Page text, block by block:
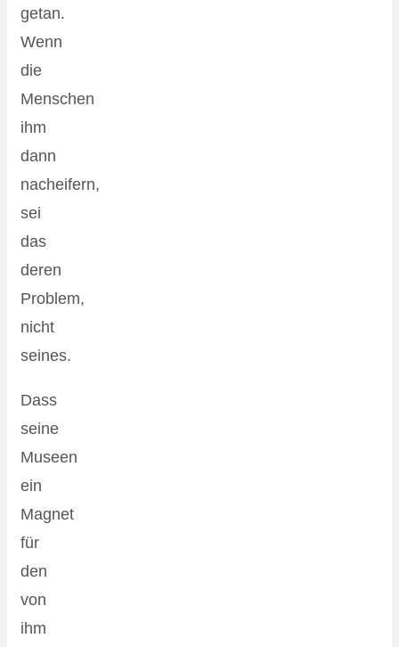
getan.
Wenn
die
Menschen
ihm
dann
nacheifern,
sei
das
deren
Problem,
nicht
seines.
Dass
seine
Museen
ein
Magnet
für
den
von
ihm